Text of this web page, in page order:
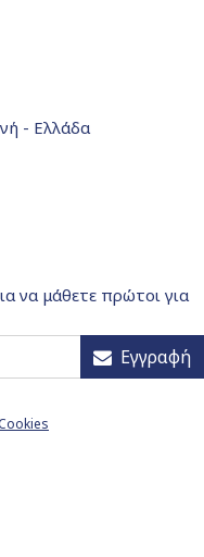
- Ελλάδα
να μάθετε πρώτοι για
Εγγραφή